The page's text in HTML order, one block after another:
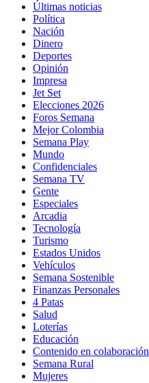
Últimas noticias
Política
Nación
Dinero
Deportes
Opinión
Impresa
Jet Set
Elecciones 2026
Foros Semana
Mejor Colombia
Semana Play
Mundo
Confidenciales
Semana TV
Gente
Especiales
Arcadia
Tecnología
Turismo
Estados Unidos
Vehículos
Semana Sostenible
Finanzas Personales
4 Patas
Salud
Loterías
Educación
Contenido en colaboración
Semana Rural
Mujeres